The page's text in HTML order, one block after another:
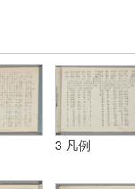
3 凡例